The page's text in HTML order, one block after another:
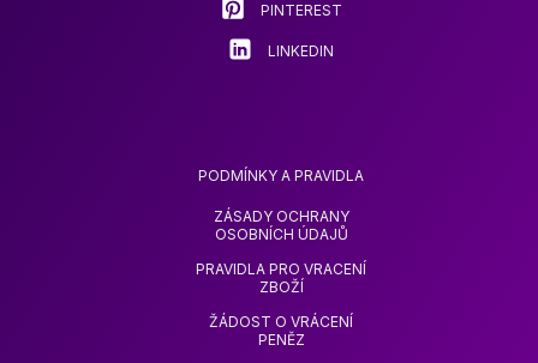
PINTEREST
LINKEDIN
PODMÍNKY A PRAVIDLA
ZÁSADY OCHRANY
OSOBNÍCH ÚDAJŮ
PRAVIDLA PRO VRACENÍ
ZBOŽÍ
ŽÁDOST O VRÁCENÍ
PENĚZ